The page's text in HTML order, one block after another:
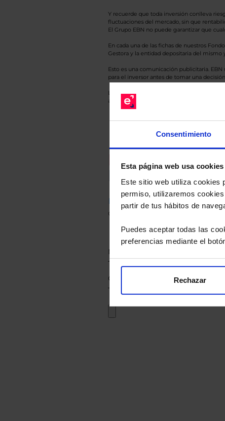
Consentimiento
Esta página web usa cookies
Este sitio web utiliza cookies
permiso, utilizaremos
partir de tus hábitos de
Puedes aceptar todas las
preferencias mediante el
Rechazar
Y recuerde que toda inversión conlleva
fluctuaciones del mercado, sin que
El Grupo EBN no puede garantizar que
En cada una de las fichas de nuestros
Gestora y la entidad depositaria del mismo
Esto es una comunicación publicitaria.
para el inversor antes de tomar una
Los datos de rentabilidad mostrados hacen
anterior a Valor Liquidativo actual con
Recomendado.
Le hacemos
Descárguese el archivo
e
de sus alternativas de Clases